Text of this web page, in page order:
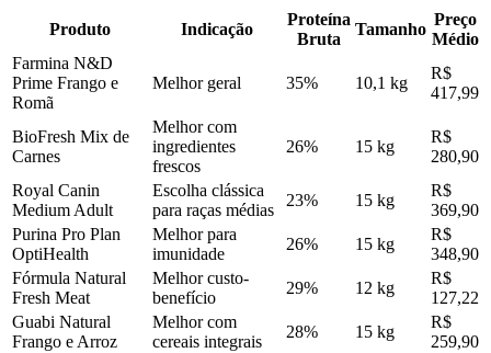
Produto Indicação
Proteína
Bruta
Tamanho
Preço
Médio
Farmina N&D
Prime Frango e
Romã
Melhor geral 35% 10,1 kg
R$
417,99
BioFresh Mix de
Carnes
Melhor com
ingredientes
frescos
26% 15 kg
R$
280,90
Royal Canin
Medium Adult
Escolha clássica
para raças médias
23% 15 kg
R$
369,90
Purina Pro Plan
OptiHealth
Melhor para
imunidade
26% 15 kg
R$
348,90
Fórmula Natural
Fresh Meat
Melhor custo-
benefício
29% 12 kg
R$
127,22
Guabi Natural
Frango e Arroz
Melhor com
cereais integrais
28% 15 kg
R$
259,90